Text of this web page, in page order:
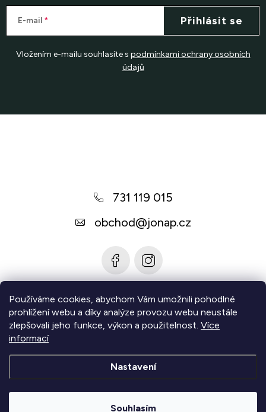
Používáme cookies, abychom Vám umožnili pohodlné
prohlížení webu a díky analýze provozu webu neustále
zlepšovali jeho funkce, výkon a použitelnost. Více
informací
Nastavení
Souhlasím
E-mail
Vložením e-mailu souhlasíte s podmínkami ochrany osobních
údajů
Přihlásit se
731 119 015
obchod@jonap.cz
Informace pro vás
Zjistěte více
vyhrazena.Upravit nastavení cookies